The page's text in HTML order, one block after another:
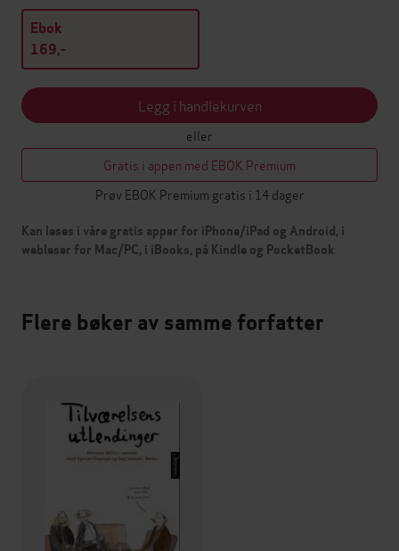
Ebok
169,-
Legg i handlekurven
eller
Gratis i appen med EBOK Premium
Prøv EBOK Premium gratis i 14 dager
Kan leses i våre gratis apper for iPhone/iPad og Android, i
webleser for Mac/PC, i iBooks, på Kindle og PocketBook
Flere bøker av samme forfatter